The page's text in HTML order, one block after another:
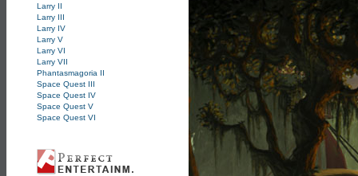
Larry II
Larry III
Larry IV
Larry V
Larry VI
Larry VII
Phantasmagoria II
Space Quest III
Space Quest IV
Space Quest V
Space Quest VI